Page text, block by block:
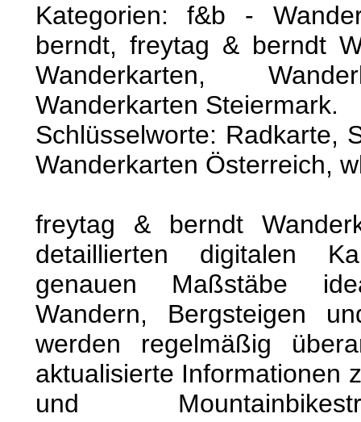
Kategorien: f&b -
berndt, freytag & berndt
Wanderkarten,
Wanderkarten Steiermark.
Schlüsselworte: Radkarte,
Wanderkarten Österreich,
freytag & berndt
detaillierten digitalen
genauen Maßstäbe
Wandern, Bergsteigen
werden regelmäßig
aktualisierte Informationen
und